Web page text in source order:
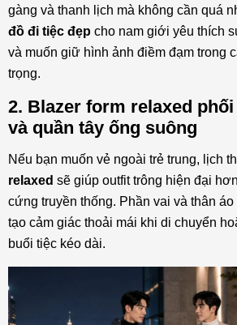
gàng và thanh lịch mà không cần quá
đồ đi tiệc đẹp cho nam giới yêu thích
và muốn giữ hình ảnh điềm đạm trong
trọng.
2. Blazer form relaxed
và quần tây ống suông
Nếu bạn muốn vẻ ngoài trẻ trung, lịch
relaxed sẽ giúp outfit trông hiện đại
cứng truyền thống. Phần vai và thân
tạo cảm giác thoải mái khi di chuyển
buổi tiệc kéo dài.